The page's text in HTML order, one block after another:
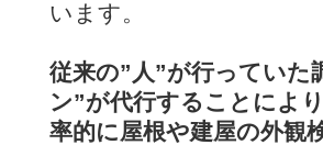
います。
従来の”人”が行っていた
ン”が代行することによ
率的に屋根や建屋の外観